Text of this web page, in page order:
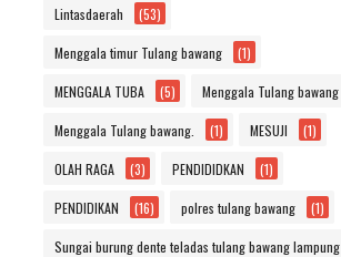
Lintasdaerah (53)
Menggala timur Tulang bawang (1)
MENGGALA TUBA (5) Menggala Tulang bawang
Menggala Tulang bawang. (1) MESUJI (1)
OLAH RAGA (3) PENDIDIDKAN (1)
PENDIDIKAN (16) polres tulang bawang (1)
Sungai burung dente teladas tulang bawang lampung